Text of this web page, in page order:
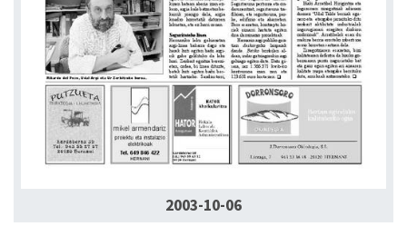
2003-10-06